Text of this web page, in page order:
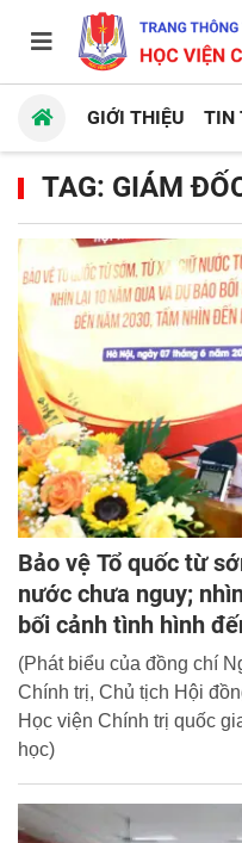
GIỚI THIỆU TIN
TAG: GIÁM
Bảo vệ Tổ quốc từ
nước chưa nguy;
bối cảnh tình hình
2045
(Phát biểu của đồng chí
Chính trị, Chủ tịch Hội
Học viện Chính trị quốc
học)